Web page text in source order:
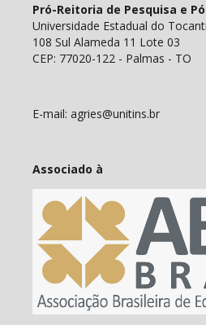
Pró-Reitoria de Pesquisa e
Universidade Estadual do
108 Sul Alameda 11 Lote 03
CEP: 77020-122 - Palmas - TO
E-mail: agries@unitins.br
Associado à